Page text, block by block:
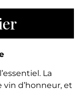
La
d’honneur, et